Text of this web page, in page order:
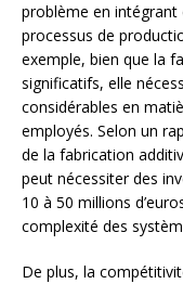
problème en intégrant
processus de
exemple, bien que la
significatifs, elle
considérables en
employés. Selon un
de la fabrication
peut nécessiter des
10 à 50 millions
complexité des
De plus, la